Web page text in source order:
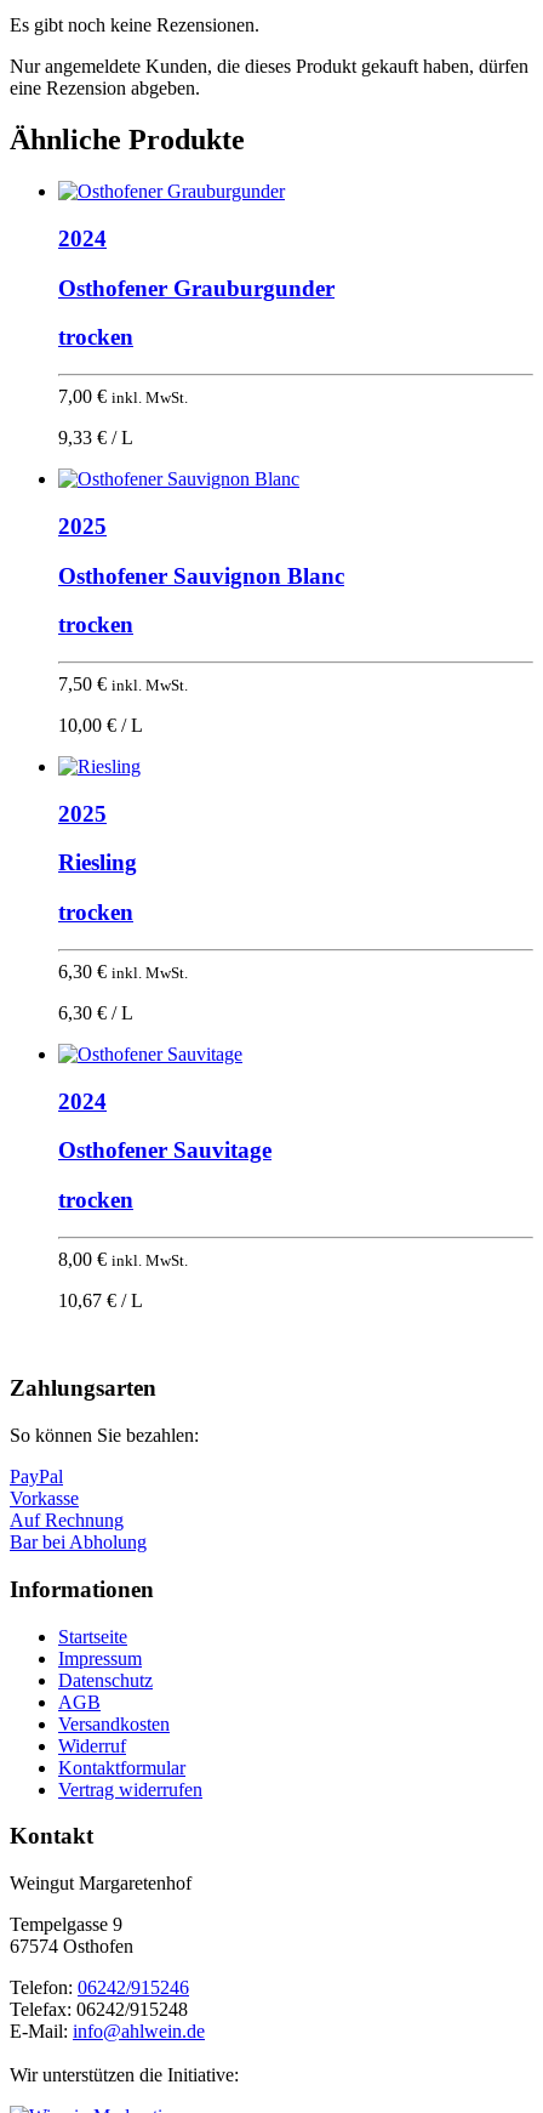
Es gibt noch keine Rezensionen.
Nur angemeldete Kunden, die dieses Produkt gekauft haben, dürfen
eine Rezension abgeben.
Ähnliche Produkte
2024
Osthofener Grauburgunder
trocken
7,00 € inkl. MwSt.
9,33 € / L
2025
Osthofener Sauvignon Blanc
trocken
7,50 € inkl. MwSt.
10,00 € / L
2025
Riesling
trocken
6,30 € inkl. MwSt.
6,30 € / L
2024
Osthofener Sauvitage
trocken
8,00 € inkl. MwSt.
10,67 € / L
oben
Zahlungsarten
So können Sie bezahlen:
PayPal
Vorkasse
Auf Rechnung
Bar bei Abholung
Informationen
Startseite
Impressum
Datenschutz
AGB
Versandkosten
Widerruf
Kontaktformular
Vertrag widerrufen
Kontakt
Weingut Margaretenhof
Tempelgasse 9
67574 Osthofen
Telefon: 06242/915246
Telefax: 06242/915248
E-Mail: info@ahlwein.de
Wir unterstützen die Initiative: